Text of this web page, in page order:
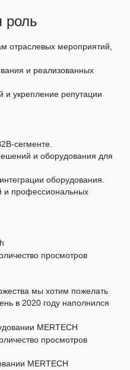
роль
отраслевых мероприятий,
и реализованных
и укрепление репутации
сегменте.
и оборудования для
оборудования.
и профессиональных
мы хотим пожелать
в 2020 году наполнился
MERTECH